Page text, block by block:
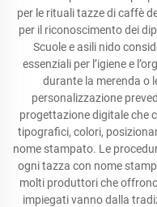
per le rituali tazze di caffè
per il riconoscimento dei
Scuole e asili nido
essenziali per l’igiene e
durante la merenda o
personalizzazione
progettazione digitale che
tipografici, colori,
nome stampato. Le
ogni tazza con nome
molti produttori che
impiegati vanno dalla